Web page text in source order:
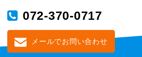
072-370-0717
メールでお問い合わせ